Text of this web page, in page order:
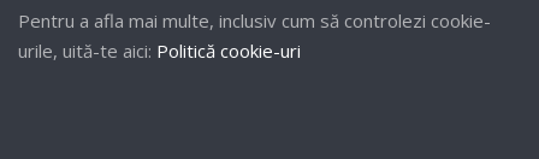
Pentru a afla mai multe, inclusiv cum să controlezi cookie-
urile, uită-te aici: Politică cookie-uri